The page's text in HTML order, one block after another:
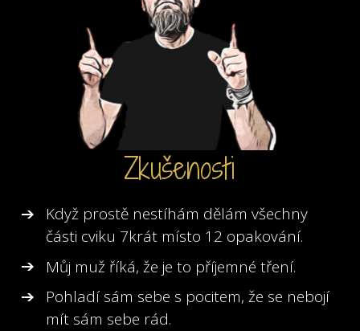
Zkušenosti
Když prostě nestíhám dělám všechny
části cviku 7krát místo 12 opakování.
Můj muž říká, že je to příjemné tření.
Pohladí sám sebe s pocitem, že se nebojí
mít sám sebe rád.